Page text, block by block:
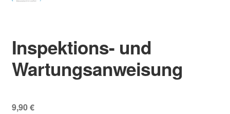
Inspektions- und
Wartungsanweisung
9,90€